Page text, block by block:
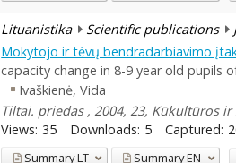
Lituanistika Scientific publications
Mokytojo ir tėvų bendradarbiavimo
capacity change in 8-9 year old pupils
Ivaškienė, Vida
Tiltai. priedas , 2004, 23, Kūkultūros
Views: 35 Downloads: 5 Captured:
SummaryLT SummaryEN